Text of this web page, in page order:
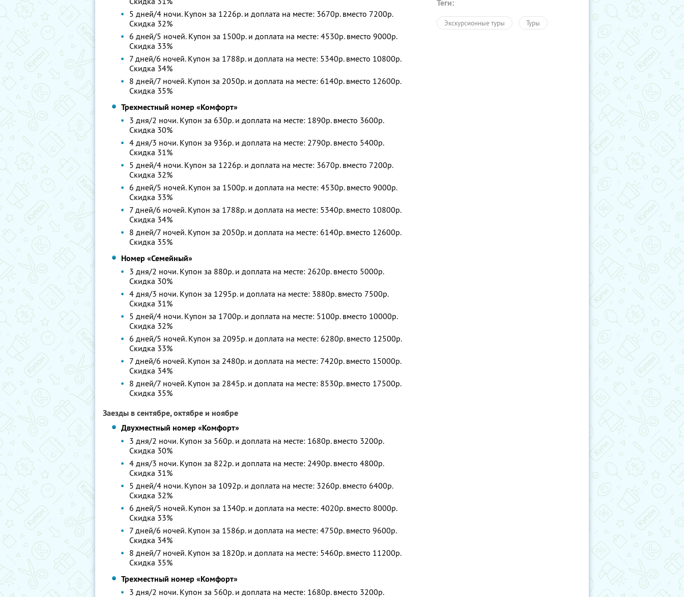
5 дней/4 ночи. Купон за 1226р. и доплата на месте: 3670р. вместо 7200р.
Скидка 32%
6 дней/5 ночей. Купон за 1500р. и доплата на месте: 4530р. вместо 9000р.
Скидка 33%
7 дней/6 ночей. Купон за 1788р. и доплата на месте: 5340р. вместо 10800р.
Скидка 34%
8 дней/7 ночей. Купон за 2050р. и доплата на месте: 6140р. вместо 12600р.
Скидка 35%
Трехместный номер «Комфорт»
3 дня/2 ночи. Купон за 630р. и доплата на месте: 1890р. вместо 3600р.
Скидка 30%
4 дня/3 ночи. Купон за 936р. и доплата на месте: 2790р. вместо 5400р.
Скидка 31%
5 дней/4 ночи. Купон за 1226р. и доплата на месте: 3670р. вместо 7200р.
Скидка 32%
6 дней/5 ночей. Купон за 1500р. и доплата на месте: 4530р. вместо 9000р.
Скидка 33%
7 дней/6 ночей. Купон за 1788р. и доплата на месте: 5340р. вместо 10800р.
Скидка 34%
8 дней/7 ночей. Купон за 2050р. и доплата на месте: 6140р. вместо 12600р.
Скидка 35%
Номер «Семейный»
3 дня/2 ночи. Купон за 880р. и доплата на месте: 2620р. вместо 5000р.
Скидка 30%
4 дня/3 ночи. Купон за 1295р. и доплата на месте: 3880р. вместо 7500р.
Скидка 31%
5 дней/4 ночи. Купон за 1700р. и доплата на месте: 5100р. вместо 10000р.
Скидка 32%
6 дней/5 ночей. Купон за 2095р. и доплата на месте: 6280р. вместо 12500р.
Скидка 33%
7 дней/6 ночей. Купон за 2480р. и доплата на месте: 7420р. вместо 15000р.
Скидка 34%
8 дней/7 ночей. Купон за 2845р. и доплата на месте: 8530р. вместо 17500р.
Скидка 35%
Заезды в сентябре, октябре и ноябре
Двухместный номер «Комфорт»
3 дня/2 ночи. Купон за 560р. и доплата на месте: 1680р. вместо 3200р.
Скидка 30%
4 дня/3 ночи. Купон за 822р. и доплата на месте: 2490р. вместо 4800р.
Скидка 31%
5 дней/4 ночи. Купон за 1092р. и доплата на месте: 3260р. вместо 6400р.
Скидка 32%
6 дней/5 ночей. Купон за 1340р. и доплата на месте: 4020р. вместо 8000р.
Скидка 33%
7 дней/6 ночей. Купон за 1586р. и доплата на месте: 4750р. вместо 9600р.
Скидка 34%
8 дней/7 ночей. Купон за 1820р. и доплата на месте: 5460р. вместо 11200р.
Скидка 35%
Трехместный номер «Комфорт»
3 дня/2 ночи. Купон за 560р. и доплата на месте: 1680р. вместо 3200р.
Теги:
Экскурсионные туры Туры